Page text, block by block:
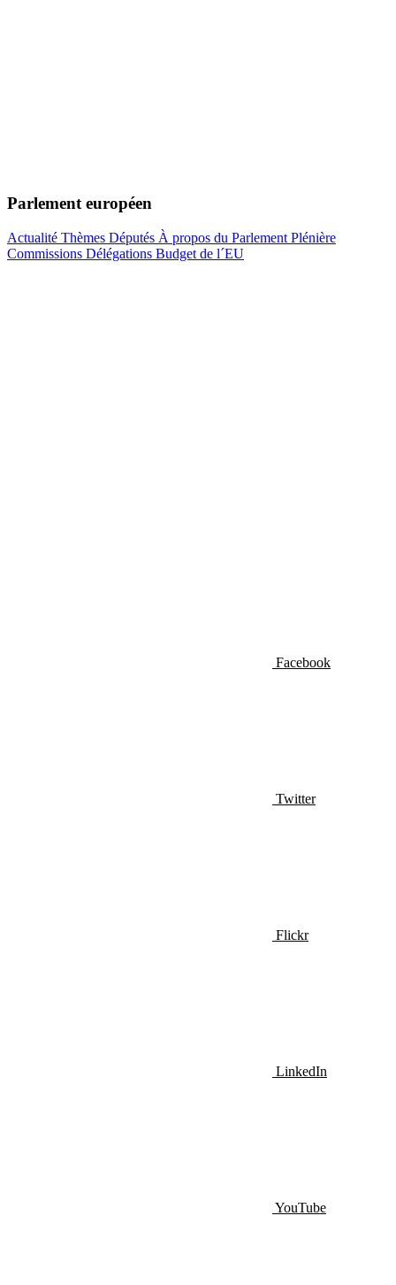
Parlement européen
Actualité Thèmes Députés À propos du Parlement Plénière
Commissions Délégations Budget de l´EU
Facebook
Twitter
Flickr
LinkedIn
YouTube